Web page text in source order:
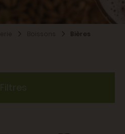
Bières
Filtres